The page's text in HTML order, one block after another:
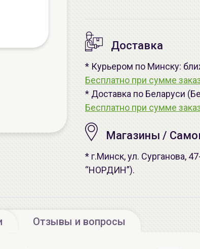
Доставка
* Курьером по Минску:
Бесплатно при сумме
* Доставка по Беларуси
Бесплатно при сумме
Магазины /
* г.Минск, ул. Сурганова,
“НОРДИН”).
Отзывы и вопросы